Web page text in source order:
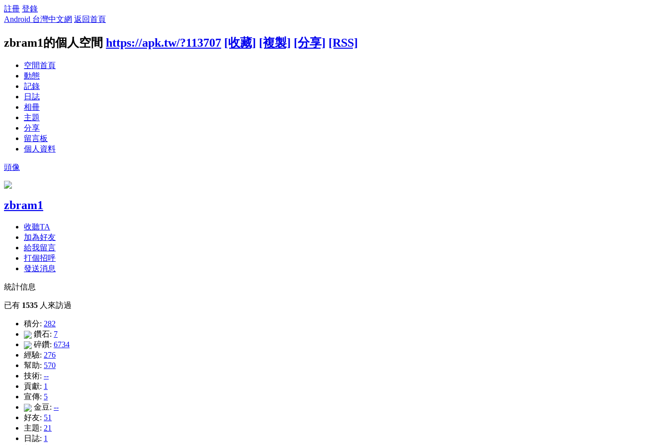
註冊 登錄
Android 台灣中文網 返回首頁
zbram1的個人空間 https://apk.tw/?113707 [收藏] [複製] [分享] [RSS]
空間首頁
動態
記錄
日誌
相冊
主題
分享
留言板
個人資料
頭像
zbram1
收聽TA
加為好友
給我留言
打個招呼
發送消息
統計信息
已有 1535 人來訪過
積分: 282
鑽石: 7
碎鑽: 6734
經驗: 276
幫助: 570
技術: --
貢獻: 1
宣傳: 5
金豆: --
好友: 51
主題: 21
日誌: 1